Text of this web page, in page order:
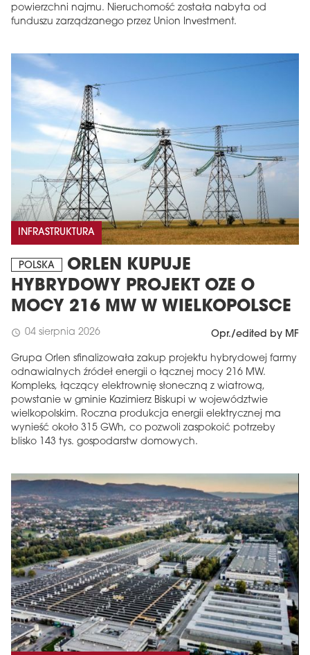
powierzchni najmu. Nieruchomość została nabyta od
funduszu zarządzanego przez Union Investment.
INFRASTRUKTURA
POLSKA
ORLEN KUPUJE
HYBRYDOWY PROJEKT OZE O
MOCY 216 MW W WIELKOPOLSCE
schedule 04 sierpnia 2026 Opr./edited by MF
Grupa Orlen sfinalizowała zakup projektu hybrydowej farmy
odnawialnych źródeł energii o łącznej mocy 216 MW.
Kompleks, łączący elektrownię słoneczną z wiatrową,
powstanie w gminie Kazimierz Biskupi w województwie
wielkopolskim. Roczna produkcja energii elektrycznej ma
wynieść około 315 GWh, co pozwoli zaspokoić potrzeby
blisko 143 tys. gospodarstw domowych.